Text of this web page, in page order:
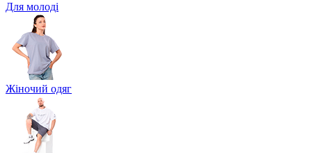
Для молоді
Жіночий одяг